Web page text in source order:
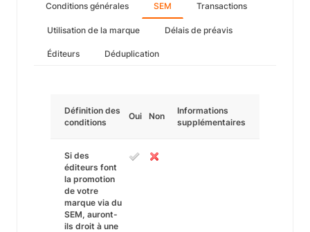
Conditions générales SEM Transactions
Utilisation de la marque Délais de préavis
Éditeurs Déduplication
Définition des
conditions
Oui Non
Informations
supplémentaires
Si des
éditeurs font
la promotion
de votre
marque via du
SEM, auront-
ils droit à une